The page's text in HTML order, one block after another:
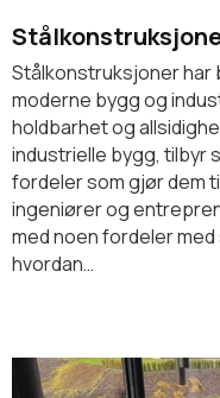
Stålkonstruksjoner har
moderne bygg og
holdbarhet og
industrielle bygg, tilbyr
fordeler som gjør dem
ingeniører og
med noen fordeler
hvordan…